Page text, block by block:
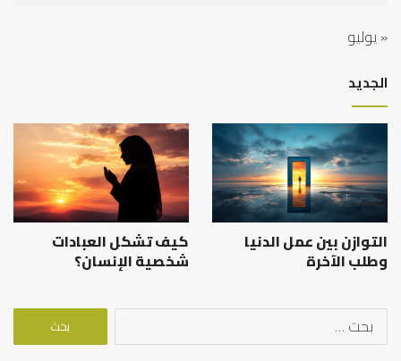
« يوليو
الجديد
التوازن بين عمل الدنيا
وطلب الآخرة
كيف تشكل العبادات
شخصية الإنسان؟
البحث